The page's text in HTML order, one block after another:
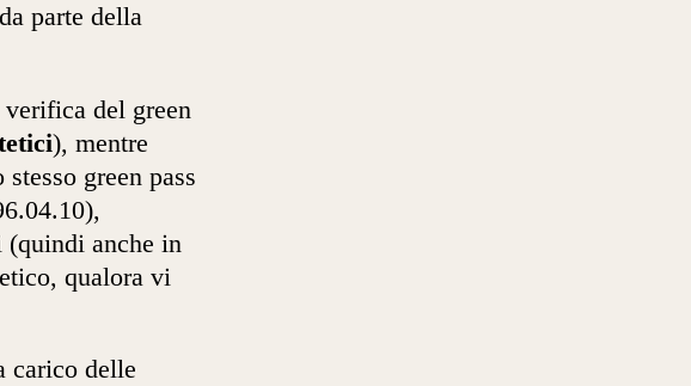
parte della
del green
), mentre
green pass
(quindi anche in
qualora vi
carico delle